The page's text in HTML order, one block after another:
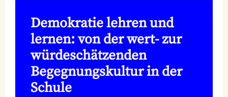
Demokratie lehren und
lernen: von der wert- zur
würdeschätzenden
Begegnungskultur in der
Schule